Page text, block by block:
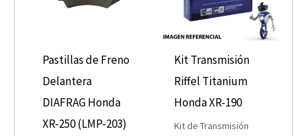
Pastillas de Freno
Delantera
DIAFRAG Honda
XR-250 (LMP-203)
Kit Transmisión
Riffel Titanium
Honda XR-190
Kit de Transmisión